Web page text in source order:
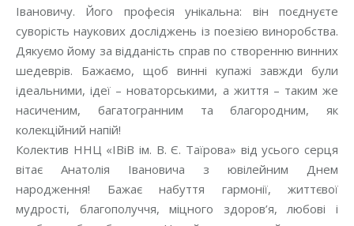
Івановичу. Його професія унікальна: він поєднуєте
суворість наукових досліджень із поезією виноробства.
Дякуємо йому за відданість справ по створенню винних
шедеврів. Бажаємо, щоб винні купажі завжди були
ідеальними, ідеї – новаторськими, а життя – таким же
насиченим, багатогранним та благородним, як
колекційний напій!
Колектив ННЦ «ІВіВ ім. В. Є. Таїрова» від усього серця
вітає Анатолія Івановича з ювілейним Днем
народження! Бажає набуття гармонії, життєвої
мудрості, благополуччя, міцного здоров’я, любові і